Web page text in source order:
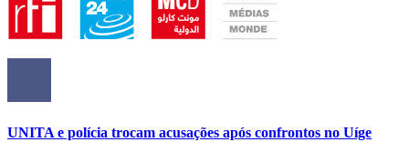
UNITA e polícia trocam acusações após confrontos no Uíge